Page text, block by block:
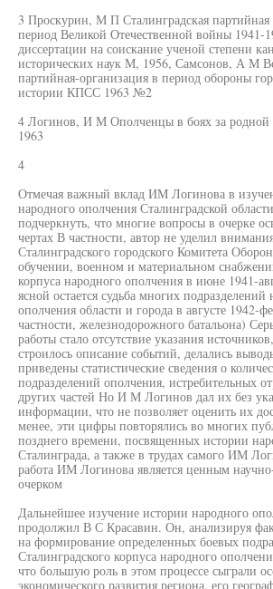
3 Проскурин, М П Сталинградская партийная
период Великой Отечественной войны 1941-
диссертации на соискание ученой степени
исторических наук М, 1956, Самсонов, А М
партийная-организация в период обороны
истории КПСС 1963 №2
4 Логинов, И М Ополченцы в боях за родной
1963
4
Отмечая важный вклад ИМ Логинова в
народного ополчения Сталинградской
подчеркнуть, что многие вопросы в очерке
чертах В частности, автор не уделил
Сталинградского городского Комитета
обучении, военном и материальном
корпуса народного ополчения в июне 1941-
ясной остается судьба многих подразделений
ополчения области и города в августе 1942-
частности, железнодорожного батальона)
работы стало отсутствие указания
строилось описание событий, делались
приведены статистические сведения о
подразделений ополчения, истребительных
других частей Но И М Логинов дал их без
информации, что не позволяет оценить их
менее, эти цифры повторялись во многих
позднего времени, посвященных истории
Сталинграда, а также в трудах самого ИМ
работа ИМ Логинова является ценным
очерком
Дальнейшее изучение истории народного
продолжил В С Красавин. Он, анализируя
на формирование определенных боевых
Сталинградского корпуса народного
что большую роль в этом процессе сыграли
экономического развития региона, его